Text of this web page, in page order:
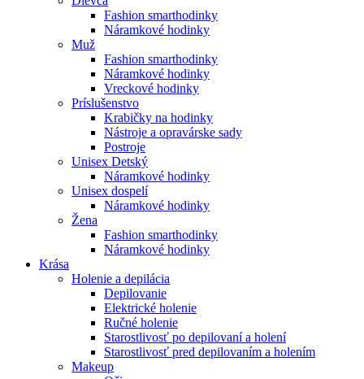
Fashion smarthodinky
Náramkové hodinky
Muž
Fashion smarthodinky
Náramkové hodinky
Vreckové hodinky
Príslušenstvo
Krabičky na hodinky
Nástroje a opravárske sady
Postroje
Unisex Detský
Náramkové hodinky
Unisex dospelí
Náramkové hodinky
Žena
Fashion smarthodinky
Náramkové hodinky
Krása
Holenie a depilácia
Depilovanie
Elektrické holenie
Ručné holenie
Starostlivosť po depilovaní a holení
Starostlivosť pred depilovaním a holením
Makeup